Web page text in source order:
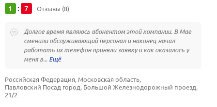
1 : 7 Отзывы (8)
Долгое время являюсь абонентом этой компании. В Мае
сменили обслуживающий персонал и наконец начал
работать их телефон приняли заявку и как оказалось у
меня в...
Российская Федерация, Московская область,
Павловский Посад город, Большой Железнодорожный проезд,
21/2